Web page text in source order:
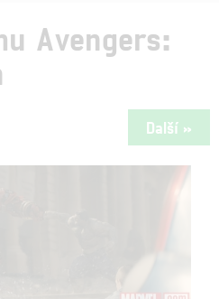
Avengers:
Další »